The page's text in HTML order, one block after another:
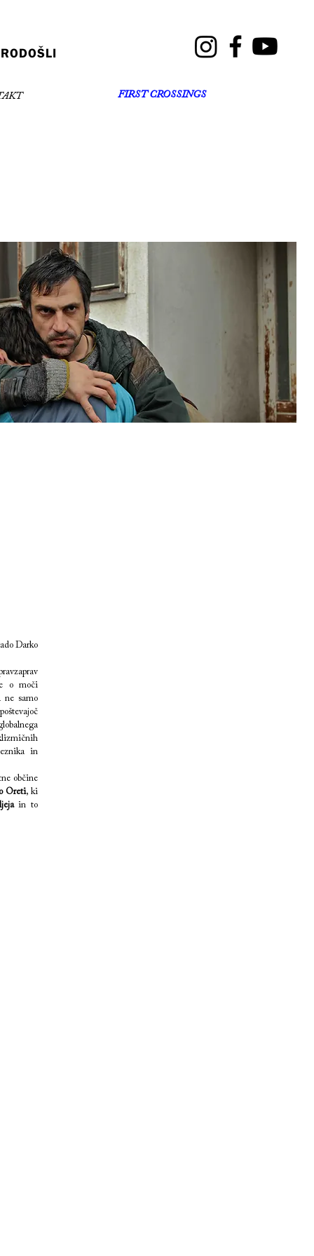
FIRST CROSSINGS
Darko
o moči
ne samo
in
občine
Oreti, ki
in to